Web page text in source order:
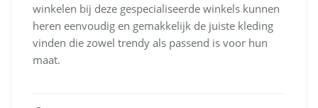
winkelen bij deze gespecialiseerde winkels kunnen
heren eenvoudig en gemakkelijk de juiste kleding
vinden die zowel trendy als passend is voor hun
maat.